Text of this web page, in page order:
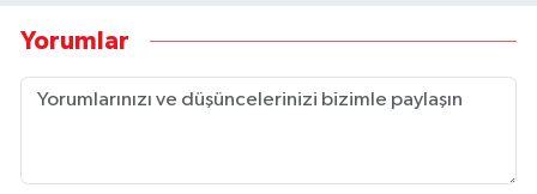
Yorumlar